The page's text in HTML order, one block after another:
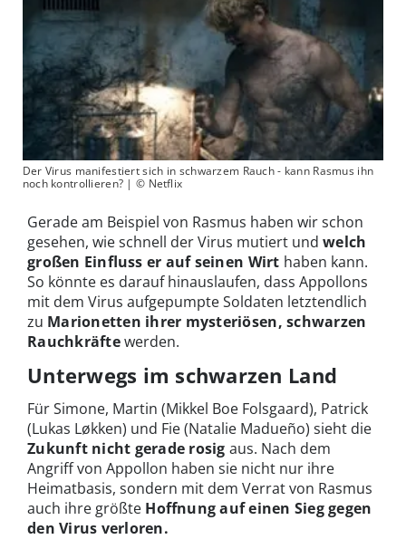
Der Virus manifestiert sich in schwarzem Rauch - kann Rasmus ihn
noch kontrollieren? | © Netflix
Gerade am Beispiel von Rasmus haben wir schon
gesehen, wie schnell der Virus mutiert und welch
großen Einfluss er auf seinen Wirt haben kann.
So könnte es darauf hinauslaufen, dass Appollons
mit dem Virus aufgepumpte Soldaten letztendlich
zu Marionetten ihrer mysteriösen, schwarzen
Rauchkräftewerden.
Unterwegs im schwarzen Land
Für Simone, Martin (Mikkel Boe Folsgaard), Patrick
(Lukas Løkken) und Fie (Natalie Madueño) sieht die
Zukunft nicht gerade rosig aus. Nach dem
Angriff von Appollon haben sie nicht nur ihre
Heimatbasis, sondern mit dem Verrat von Rasmus
auch ihre größte Hoffnung auf einen Sieg gegen
den Virus verloren.